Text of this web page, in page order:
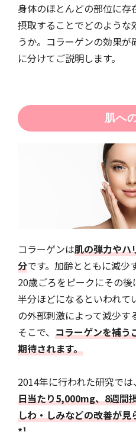
身体のほとんどの部位に存
摂取することでどのような
うか。コラーゲンの効果
に分けてご説明します。
肌へ
コラーゲンは肌の弾力やハ
分です。加齢とともに減少
20歳ごろをピークにその
半分ほどになるといわれて
の外部刺激によって減少す
そこで、 コラーゲンを補う
期待されます。
2014年に行われた研究では、
日当たり5,000mg、8週間
しわ・しみなどの改善が